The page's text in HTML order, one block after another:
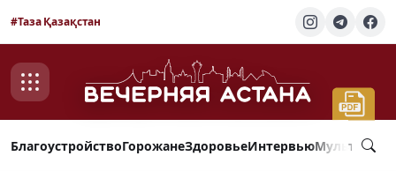
#Таза Қазақстан
БлагоустройствоГорожанеЗдоровьеИнтервью